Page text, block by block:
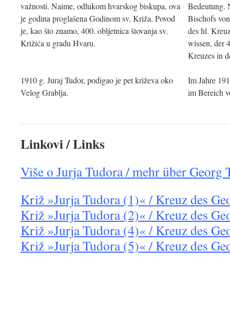
važnosti. Naime, odlukom hvarskog biskupa, ova
je godina proglašena Godinom sv. Križa. Povod
je, kao što znamo, 400. obljetnica štovanja sv.
Križića u gradu Hvaru.
Bedeutung.
Bischofs
des hl.
wissen, der
Kreuzes in
1910 g. Juraj Tudor, podigao je pet križeva oko
Velog Grablja.
Im Jahre
im Bereich
Linkovi / Links
Više o Jurja Tudora / mehr über Georg
Križ »Jurja Tudora (1)« / Kreuz des
Križ »Jurja Tudora (2)« / Kreuz des
Križ »Jurja Tudora (4)« / Kreuz des
Križ »Jurja Tudora (5)« / Kreuz des